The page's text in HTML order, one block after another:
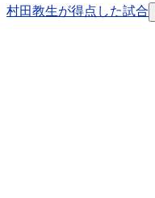
村田教生が得点した試合